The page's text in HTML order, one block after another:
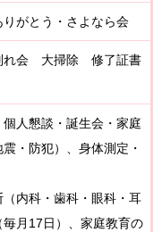
がとう・さよなら会
れ会 大掃除 修了証書
人懇談・誕生会・家庭
・防犯）、身体測定・
内科・歯科・眼科・耳
月17日）、家庭教育の